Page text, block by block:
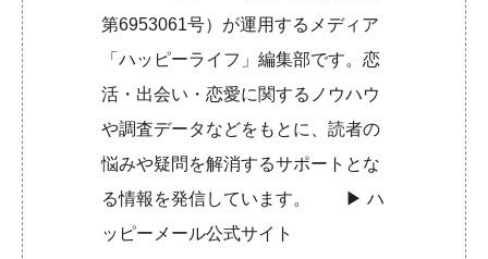
第6953061号）が運用するメディア
「ハッピーライフ」編集部です。恋
活・出会い・恋愛に関するノウハウ
や調査データなどをもとに、読者の
悩みや疑問を解消するサポートとな
る情報を発信しています。 ▶︎ハ
ッピーメール公式サイト